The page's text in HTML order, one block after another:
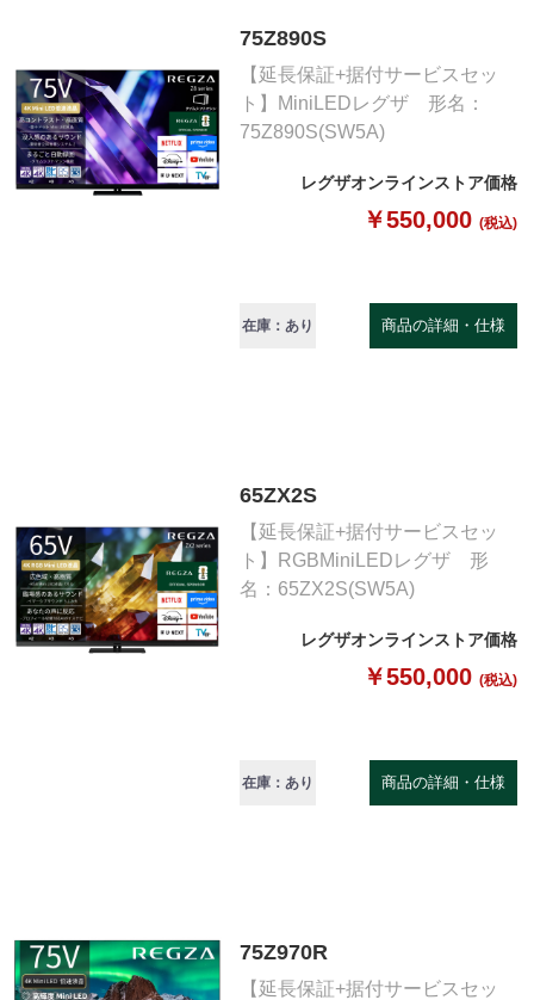
75Z890S
【延長保証+据付サービスセッ
ト】MiniLEDレグザ 形名：
75Z890S(SW5A)
レグザオンラインストア価格
￥550,000 (税込)
在庫：あり 商品の詳細・仕様
65ZX2S
【延長保証+据付サービスセッ
ト】RGBMiniLEDレグザ 形
名：65ZX2S(SW5A)
レグザオンラインストア価格
￥550,000 (税込)
在庫：あり 商品の詳細・仕様
75Z970R
【延長保証+据付サービスセッ